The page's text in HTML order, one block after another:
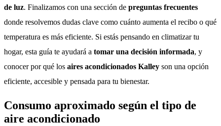
de luz. Finalizamos con una sección de preguntas frecuentes
donde resolvemos dudas clave como cuánto aumenta el recibo o qué
temperatura es más eficiente. Si estás pensando en climatizar tu
hogar, esta guía te ayudará a tomar una decisión informada, y
conocer por qué los aires acondicionados Kalley son una opción
eficiente, accesible y pensada para tu bienestar.
Consumo aproximado según el tipo de
aire acondicionado